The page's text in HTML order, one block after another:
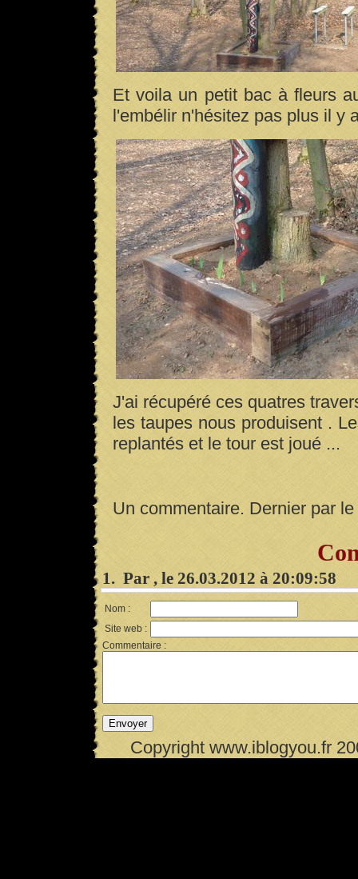
Et voila un petit bac à fleurs
l'embélir n'hésitez pas plus il y
J'ai récupéré ces quatres
les taupes nous produisent .
replantés et le tour est joué ...
Un commentaire. Dernier par
1. Par , le 26.03.2012 à 20:09:58
Nom :
Site web :
Commentaire :
Copyright www.iblogyou.fr